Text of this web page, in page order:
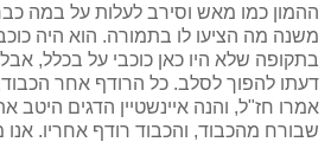
ההמון כמו מאש וסירב לעלות על במה
משנה מה הציעו לו בתמורה. הוא היה
בתקופה שלא היו כאן כוכבי על בכלל,
דעתו להפוך לסלב. כל הרודף אחר
אמרו חז"ל, והנה איינשטיין הדגים היטב
שבורח מהכבוד, והכבוד רודף אחריו. אנו